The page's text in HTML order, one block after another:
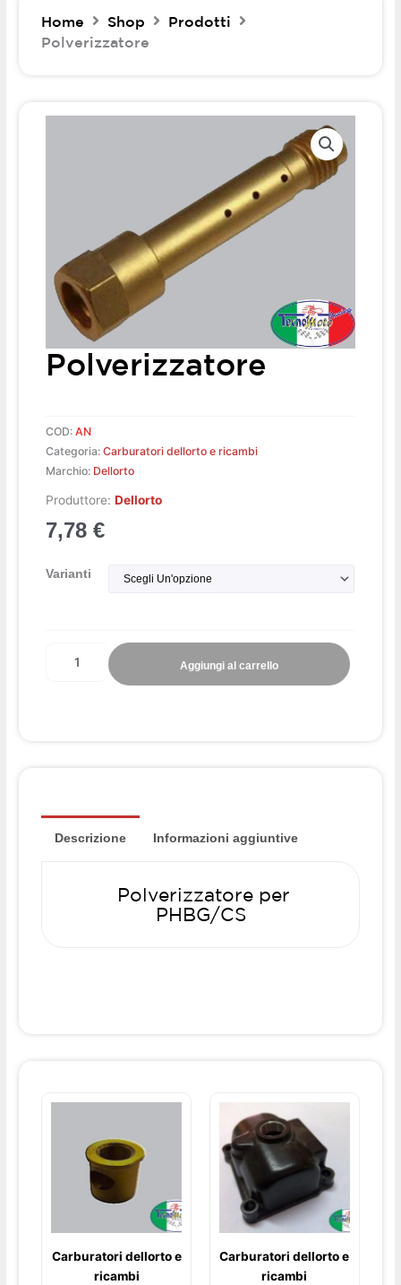
Home Shop
Prodotti
Polverizzatore
Polverizzatore
COD:AN
Categoria:Carburatori dellorto e ricambi
Marchio: Dellorto
Produttore:Dellorto
7,78€
Varianti
Polverizzatore
Aggiungi al carrello
Descrizione Informazioni aggiuntive
Polverizzatore per
PHBG/CS
Carburatori dellorto e
ricambi
Carburatori dellorto e
ricambi